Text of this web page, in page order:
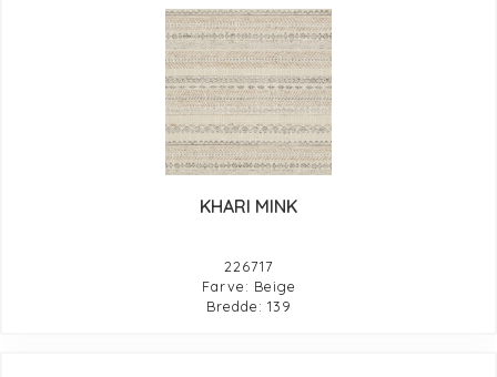
KHARI MINK
226717
Farve: Beige
Bredde: 139